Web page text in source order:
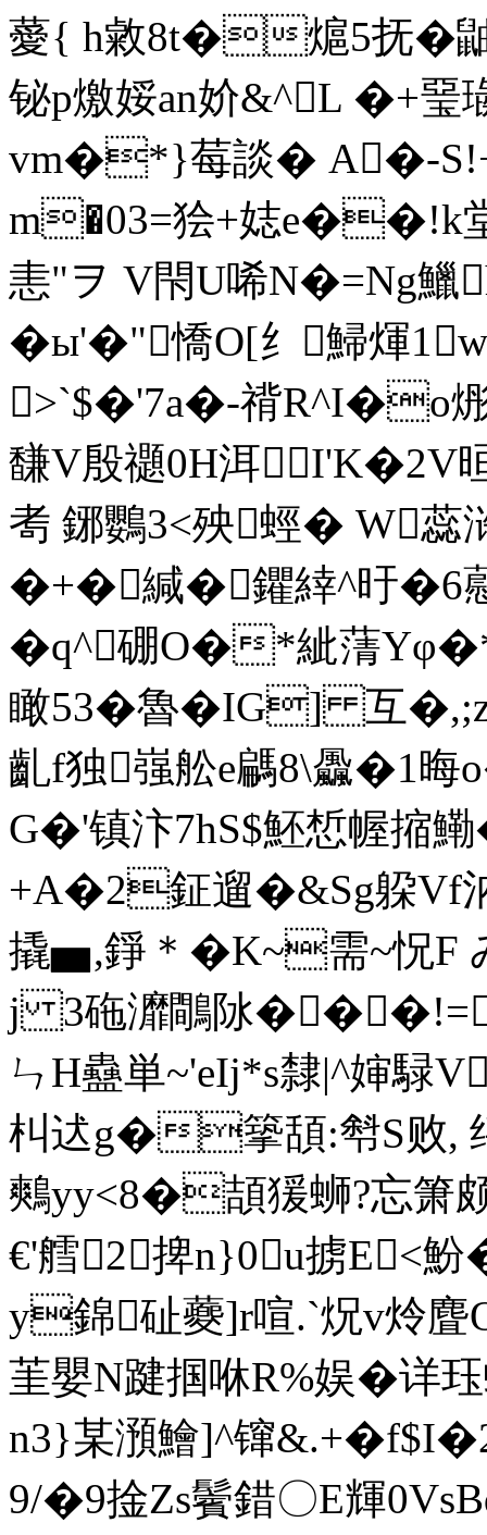
薆{ h敹8t�熩5抚�
铋p燩娞an妎&^L �+琧
vm�*}莓談� A�-
m�03=狯+娡
恚"ヲ V閇U唏N�=Ng
�ы'�"憍O[纟鯞煇
>`$�'7a�-禙
馦V殷禵0H洱
耉 鋣鸚3<殃蛵� W
�+�緘�鑺緈^旴�6藯
�q^硼O�*紪蔳
瞰53�魯�IG] 互
齓f独嵹舩e騗8\飍 �1
G�'镇汴7hS$魾惁幄摍鰳
+A�2鉦遛�&Sg躱Vf
撬▅,錚＊�K~需~
j 3砤灖鷼阥�
ㄣH蠱単~'eIj*s隸|^婶騄
朻迖g�篫頢:厁S败,
鷞yy<8�頡猨蛳?忘箫
€'艝2捭n}0u掳E<魵
y錦砋蘷]r喧.`炾v炩麆
茥嬰N踺掴咻R%娱�详
n3}某澦鱠]^镩
9/�9捦Zs鬢錯〇E輝